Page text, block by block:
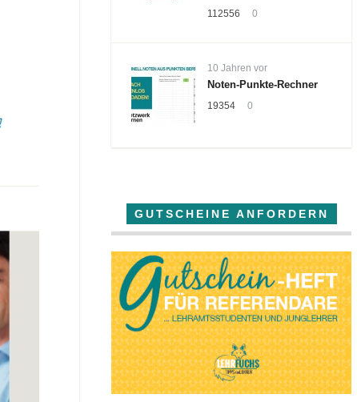
112556 0
10 Jahren vor
Noten-Punkte-Rechner
19354 0
GUTSCHEINE ANFORDERN